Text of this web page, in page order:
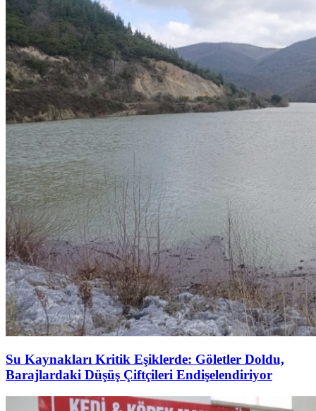
Su Kaynakları Kritik Eşiklerde: Göletler Doldu,
Barajlardaki Düşüş Çiftçileri Endişelendiriyor